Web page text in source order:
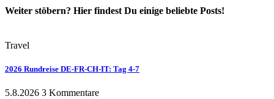
Weiter stöbern? Hier findest Du einige beliebte Posts!
Travel
2026 Rundreise DE-FR-CH-IT: Tag 4-7
5.8.2026 3 Kommentare